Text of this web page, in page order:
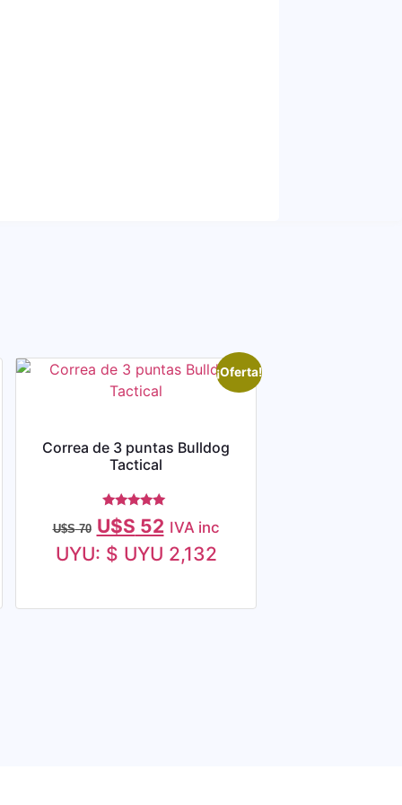
¡Oferta!
Correa de 3 puntas Bulldog
Tactical
Valorado
con
5.00
de 5
U$S70 U$S 52 IVA inc
UYU: $ UYU 2,132